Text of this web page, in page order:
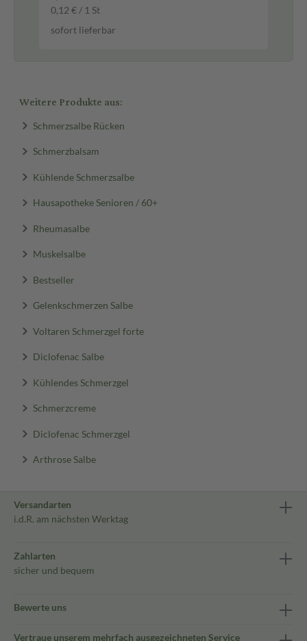
0,12 € / 1 St
sofort lieferbar
Weitere Produkte aus:
Schmerzsalbe Rücken
Schmerzbalsam
Kühlende Schmerzsalbe
Hausapotheke Senioren / 60+
Rheumasalbe
Muskelsalbe
Bestseller
Gelenkschmerzen Salbe
Voltaren Schmerzgel forte
Diclofenac Salbe
Kühlendes Schmerzgel
Schmerzcreme
Diclofenac Schmerzgel
Arthrose Salbe
Versandarten
i.d.R. am nächsten Werktag
Zahlarten
sicher und bequem
Bewerte uns
Vertraue unserem mehrfach ausgezeichneten Service